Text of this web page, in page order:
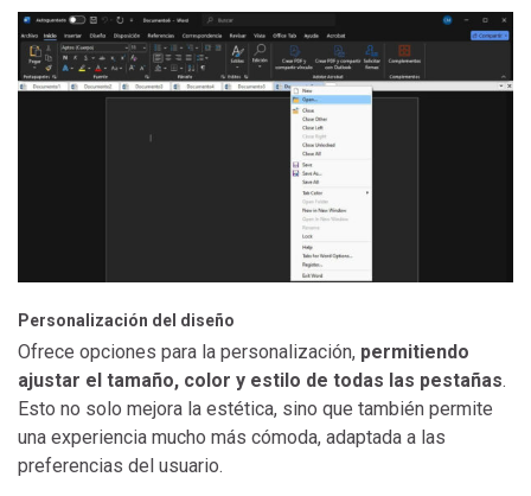
Personalización del diseño
Ofrece opciones para la personalización, permitiendo
ajustar el tamaño, color y estilo de todas las pestañas.
Esto no solo mejora la estética, sino que también permite
una experiencia mucho más cómoda, adaptada a las
preferencias del usuario.